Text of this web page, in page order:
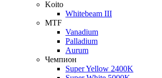
Koito
Whitebeam III
MTF
Vanadium
Palladium
Aurum
Чемпион
Super Yellow 2400K